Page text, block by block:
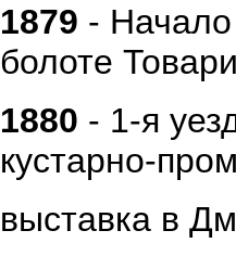
1879 -
болоте
1880 - 1-я
кустарно-
выставка в